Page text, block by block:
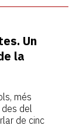
Un
la
més
del
de cinc